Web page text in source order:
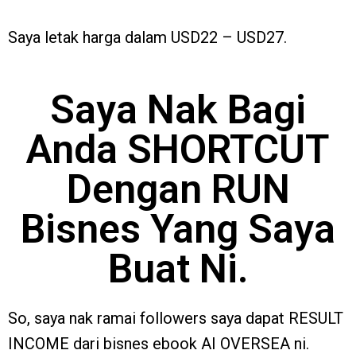
Saya letak harga dalam USD22 – USD27.
Saya Nak Bagi
Anda SHORTCUT
Dengan RUN
Bisnes Yang Saya
Buat Ni.
So, saya nak ramai followers saya dapat RESULT
INCOME dari bisnes ebook AI OVERSEA ni.